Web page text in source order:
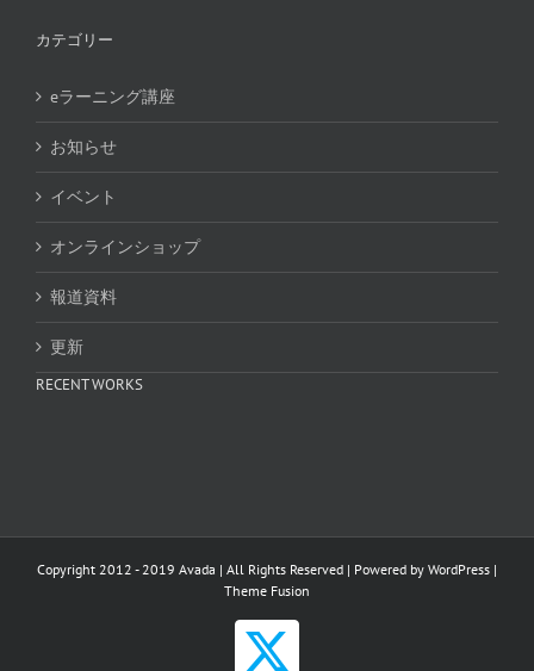
カテゴリー
eラーニング講座
お知らせ
イベント
オンラインショップ
報道資料
更新
RECENT WORKS
Copyright 2012 - 2019 Avada | All Rights Reserved | Powered by WordPress |
Theme Fusion